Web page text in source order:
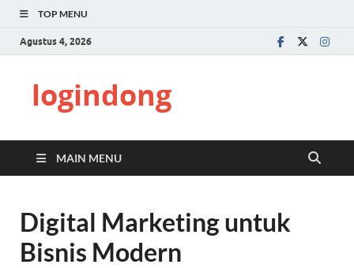
TOP MENU
Agustus 4, 2026
logindong
MAIN MENU
Digital Marketing untuk
Bisnis Modern